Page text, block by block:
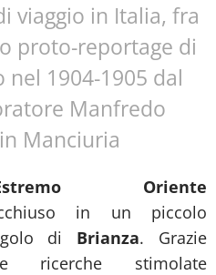
viaggio in Italia, fra
proto-reportage di
1904-1905 dal
Manfredo
Manciuria
Oriente
in un piccolo
di Brianza. Grazie
ricerche stimolate